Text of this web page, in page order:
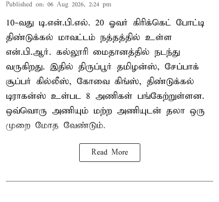
Published on: 06 Aug 2026, 2:24 pm
10-வது டி.என்.பி.எல். 20 ஓவர் கிரிக்கெட் போட்டி
திண்டுக்கல் மாவட்டம் நத்தத்தில் உள்ள
என்.பி.ஆர். கல்லூரி மைதானத்தில் நடந்து
வருகிறது. இதில் திருப்பூர் தமிழன்ஸ், சேப்பாக்
சூப்பர் கில்லீஸ், கோவை கிங்ஸ், திண்டுக்கல்
டிராகன்ஸ் உள்பட 8 அணிகள் பங்கேற்றுள்ளன.
ஒவ்வொரு அணியும் மற்ற அணியுடன் தலா ஒரு
முறை மோத வேண்டும்.
Read More